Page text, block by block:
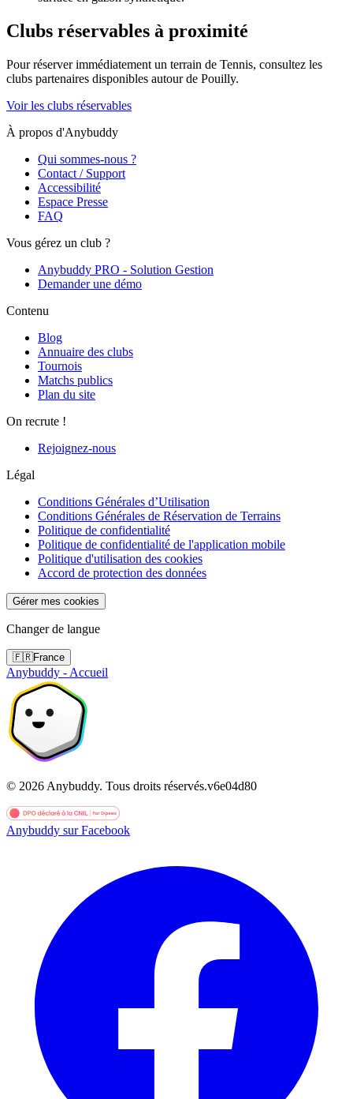
Clubs réservables à proximité
Pour réserver immédiatement un terrain de Tennis, consultez les
clubs partenaires disponibles autour de Pouilly.
Voir les clubs réservables
À propos d'Anybuddy
Qui sommes-nous ?
Contact / Support
Accessibilité
Espace Presse
FAQ
Vous gérez un club ?
Anybuddy PRO - Solution Gestion
Demander une démo
Contenu
Blog
Annuaire des clubs
Tournois
Matchs publics
Plan du site
On recrute !
Rejoignez-nous
Légal
Conditions Générales d’Utilisation
Conditions Générales de Réservation de Terrains
Politique de confidentialité
Politique de confidentialité de l'application mobile
Politique d'utilisation des cookies
Accord de protection des données
Gérer mes cookies
Changer de langue
🇫🇷France
Anybuddy - Accueil
© 2026 Anybuddy. Tous droits réservés.v6e04d80
Anybuddy sur Facebook